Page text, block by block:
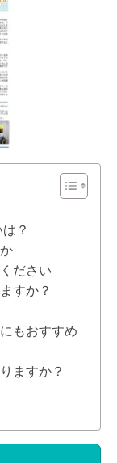
？
ださい
すか？
もおすすめ
ますか？